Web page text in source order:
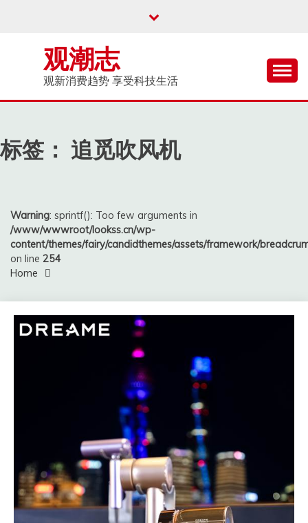
观潮志
观新消费趋势 享受科技生活
标签： 追觅吹风机
Warning: sprintf(): Too few arguments in
/www/wwwroot/lookss.cn/wp-
content/themes/fairy/candidthemes/assets/framework/
on line 254
Home